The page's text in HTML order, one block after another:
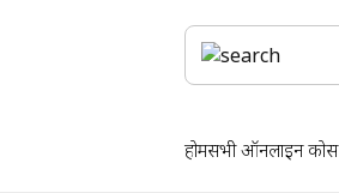
होमसभी ऑनलाइन कोर्स